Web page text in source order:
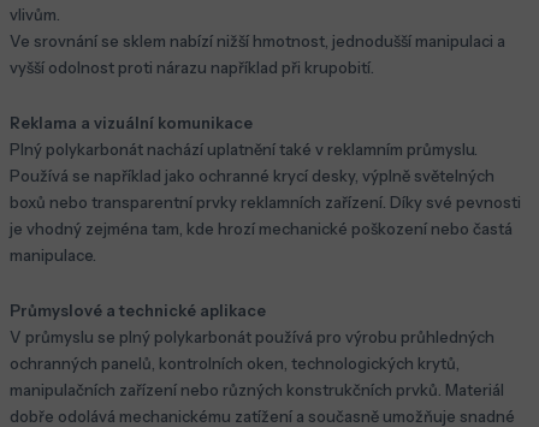
vlivům.
Ve srovnání se sklem nabízí nižší hmotnost, jednodušší manipulaci a
vyšší odolnost proti nárazu například při krupobití.
Reklama a vizuální komunikace
Plný polykarbonát nachází uplatnění také v reklamním průmyslu.
Používá se například jako ochranné krycí desky, výplně světelných
boxů nebo transparentní prvky reklamních zařízení. Díky své pevnosti
je vhodný zejména tam, kde hrozí mechanické poškození nebo častá
manipulace.
Průmyslové a technické aplikace
V průmyslu se plný polykarbonát používá pro výrobu průhledných
ochranných panelů, kontrolních oken, technologických krytů,
manipulačních zařízení nebo různých konstrukčních prvků. Materiál
dobře odolává mechanickému zatížení a současně umožňuje snadné